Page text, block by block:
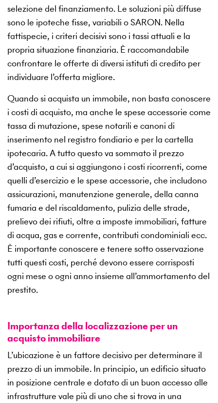
selezione del finanziamento. Le soluzioni più diffuse
sono le ipoteche fisse, variabili o SARON. Nella
fattispecie, i criteri decisivi sono i tassi attuali e la
propria situazione finanziaria. È raccomandabile
confrontare le offerte di diversi istituti di credito per
individuare l’offerta migliore.
Quando si acquista un immobile, non basta conoscere
i costi di acquisto, ma anche le spese accessorie come
tassa di mutazione, spese notarili e canoni di
inserimento nel registro fondiario e per la cartella
ipotecaria. A tutto questo va sommato il prezzo
d’acquisto, a cui si aggiungono i costi ricorrenti, come
quelli d’esercizio e le spese accessorie, che includono
assicurazioni, manutenzione generale, della canna
fumaria e del riscaldamento, pulizia delle strade,
prelievo dei rifiuti, oltre a imposte immobiliari, fatture
di acqua, gas e corrente, contributi condominiali ecc.
È importante conoscere e tenere sotto osservazione
tutti questi costi, perché devono essere corrisposti
ogni mese o ogni anno insieme all’ammortamento del
prestito.
Importanza della localizzazione per un
acquisto immobiliare
L’ubicazione è un fattore decisivo per determinare il
prezzo di un immobile. In principio, un edificio situato
in posizione centrale e dotato di un buon accesso alle
infrastrutture vale più di uno che si trova in una